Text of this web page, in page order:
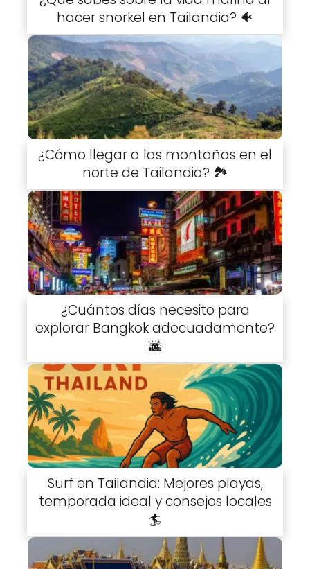
hacer snorkel en Tailandia? 🐠
¿Cómo llegar a las montañas en el
norte de Tailandia? 🏞️
¿Cuántos días necesito para
explorar Bangkok adecuadamente?
🌆
Surf en Tailandia: Mejores playas,
temporada ideal y consejos locales
🏄